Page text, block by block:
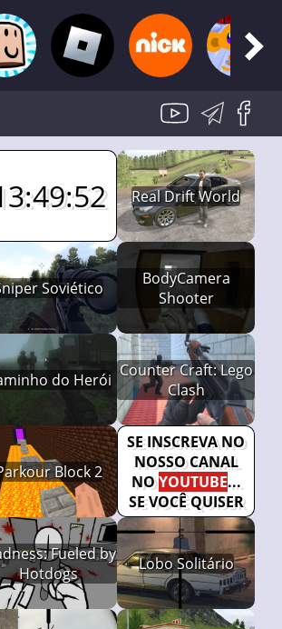
Real Drift World
Soviético
BodyCamera
Shooter
do Herói Counter Craft: Lego
Clash
Block 2
SE INSCREVA NO
NOSSO CANAL
NOYOUTUBE...
SE VOCÊ QUISER
Fueled by
Hotdogs
Lobo Solitário